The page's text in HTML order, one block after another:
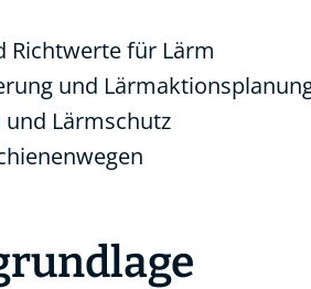
Richtwerte für Lärm
und
Lärmschutz